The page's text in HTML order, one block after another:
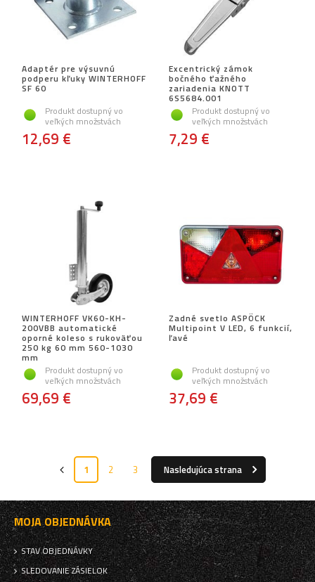
Adaptér pre výsuvnú
podperu kľuky WINTERHOFF
SF 60
Produkt dostupný vo
veľkých množstvách
12,69 €
Excentrický zámok
bočného ťažného
zariadenia KNOTT
6S5684.001
Produkt dostupný vo
veľkých množstvách
7,29 €
WINTERHOFF VK60-KH-
200VBB automatické
oporné koleso s rukoväťou
250 kg 60 mm 560-1030
mm
Produkt dostupný vo
veľkých množstvách
69,69 €
Zadné svetlo ASPÖCK
Multipoint V LED, 6 funkcií,
ľavé
Produkt dostupný vo
veľkých množstvách
37,69 €
1 2 3 Nasledujúca strana
MOJA OBJEDNÁVKA
STAV OBJEDNÁVKY
SLEDOVANIE ZÁSIELOK